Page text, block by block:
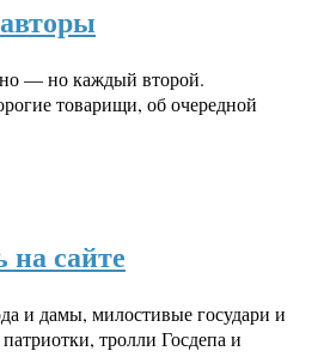
— но каждый второй.
товарищи, об очередной
на сайте
и дамы, милостивые государи и
тролли Госдепа и